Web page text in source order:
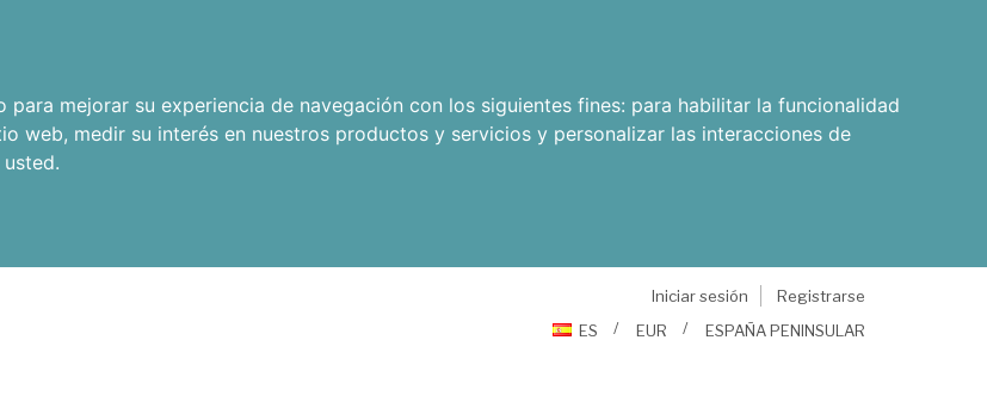
mejorar su experiencia de navegación con los siguientes fines: para habilitar la funcionalidad
web, medir su interés en nuestros productos y servicios y personalizar las interacciones de
.
Iniciar sesión
Registrarse
ES
EUR ESPAÑA PENINSULAR